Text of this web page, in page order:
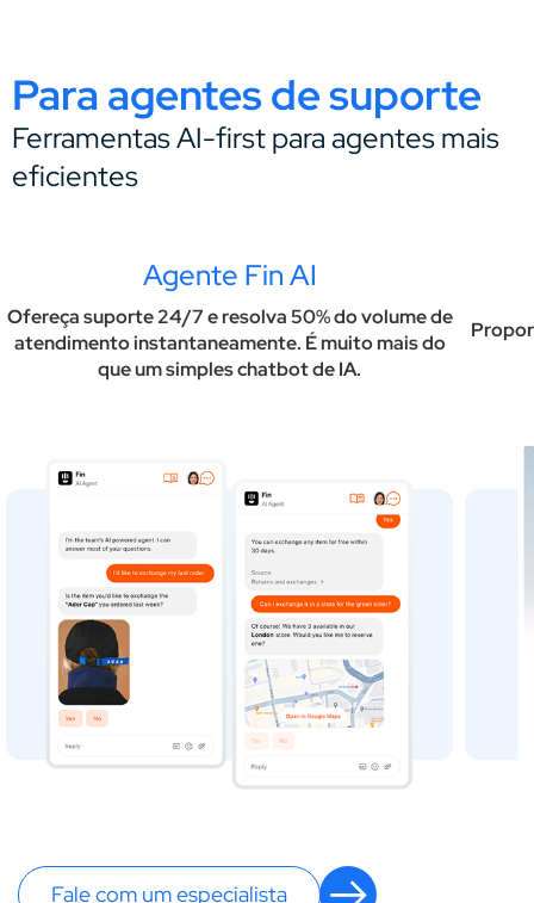
Para agentes de suporte
Ferramentas AI-first para agentes mais
eficientes
Agente Fin AI
Ofereça suporte 24/7 e resolva 50% do volume de
atendimento instantaneamente. É muito mais do
que um simples chatbot de IA.
Fale com um especialista